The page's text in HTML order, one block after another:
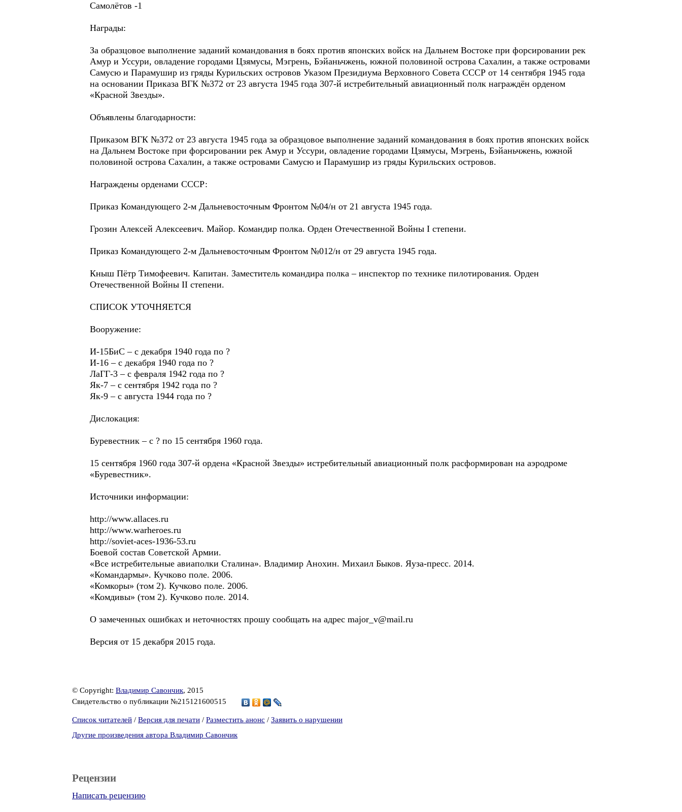
Самолётов -1
Награды:
За образцовое выполнение заданий командования в боях против японских войск на Дальнем Востоке при форсировании рек
Амур и Уссури, овладение городами Цзямусы, Мэгрень, Бэйаньчжень, южной половиной острова Сахалин, а также островами
Самусю и Парамушир из гряды Курильских островов Указом Президиума Верховного Совета СССР от 14 сентября 1945 года
на основании Приказа ВГК №372 от 23 августа 1945 года 307-й истребительный авиационный полк награждён орденом
«Красной Звезды».
Объявлены благодарности:
Приказом ВГК №372 от 23 августа 1945 года за образцовое выполнение заданий командования в боях против японских войск
на Дальнем Востоке при форсировании рек Амур и Уссури, овладение городами Цзямусы, Мэгрень, Бэйаньчжень, южной
половиной острова Сахалин, а также островами Самусю и Парамушир из гряды Курильских островов.
Награждены орденами СССР:
Приказ Командующего 2-м Дальневосточным Фронтом №04/н от 21 августа 1945 года.
Грозин Алексей Алексеевич. Майор. Командир полка. Орден Отечественной Войны I степени.
Приказ Командующего 2-м Дальневосточным Фронтом №012/н от 29 августа 1945 года.
Кныш Пётр Тимофеевич. Капитан. Заместитель командира полка – инспектор по технике пилотирования. Орден
Отечественной Войны II степени.
СПИСОК УТОЧНЯЕТСЯ
Вооружение:
И-15БиС – с декабря 1940 года по ?
И-16 – с декабря 1940 года по ?
ЛаГГ-3 – с февраля 1942 года по ?
Як-7 – с сентября 1942 года по ?
Як-9 – с августа 1944 года по ?
Дислокация:
Буревестник – с ? по 15 сентября 1960 года.
15 сентября 1960 года 307-й ордена «Красной Звезды» истребительный авиационный полк расформирован на аэродроме
«Буревестник».
Источники информации:
http://www.allaces.ru
http://www.warheroes.ru
http://soviet-aces-1936-53.ru
Боевой состав Советской Армии.
«Все истребительные авиаполки Сталина». Владимир Анохин. Михаил Быков. Яуза-пресс. 2014.
«Командармы». Кучково поле. 2006.
«Комкоры» (том 2). Кучково поле. 2006.
«Комдивы» (том 2). Кучково поле. 2014.
О замеченных ошибках и неточностях прошу сообщать на адрес major_v@mail.ru
Версия от 15 декабря 2015 года.
© Copyright: Владимир Савончик, 2015
Свидетельство о публикации №215121600515
Список читателей / Версия для печати / Разместить анонс / Заявить о нарушении
Другие произведения автора Владимир Савончик
Рецензии
Написать рецензию